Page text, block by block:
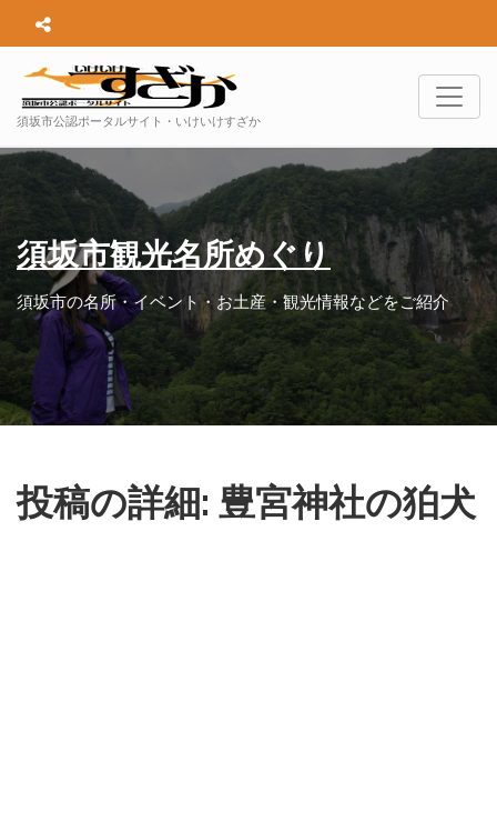
須坂市公認ポータルサイト・いけいけすざか
須坂市観光名所めぐり
須坂市の名所・イベント・お土産・観光情報などをご紹介
投稿の詳細: 豊宮神社の狛犬